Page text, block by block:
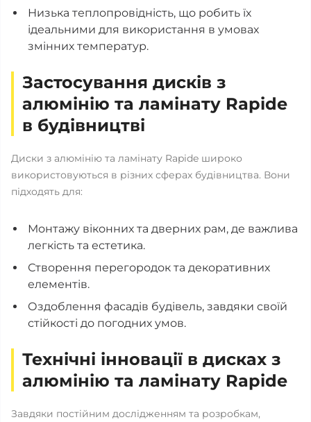
Низька теплопровідність, що робить їх
ідеальними для використання в умовах
змінних температур.
Застосування дисків з
алюмінію та ламінату Rapide
в будівництві
Диски з алюмінію та ламінату Rapide широко
використовуються в різних сферах будівництва. Вони
підходять для:
Монтажу віконних та дверних рам, де важлива
легкість та естетика.
Створення перегородок та декоративних
елементів.
Оздоблення фасадів будівель, завдяки своїй
стійкості до погодних умов.
Технічні інновації в дисках з
алюмінію та ламінату Rapide
Завдяки постійним дослідженням та розробкам,